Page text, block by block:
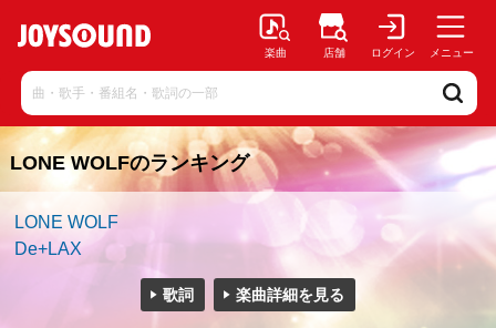
楽曲 店舗 ログイン メニュー
LONE WOLFのランキング
LONE WOLF
De+LAX
歌詞 楽曲詳細を見る